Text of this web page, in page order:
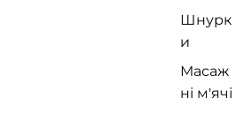
Шнурк
и
Масаж
ні м'ячі